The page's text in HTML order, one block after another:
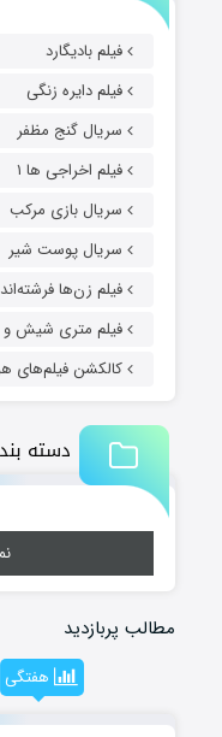
فیلم بادیگارد
فیلم دایره زنگی
سریال گنج مظفر
فیلم اخراجی ها ۱
سریال بازی مرکب
سریال پوست شیر
فیلم زن‌ها فرشته‌اند
فیلم متری شیش و
کالکشن فیلم‌های
دسته
مطالب پربازدید
هفتگی